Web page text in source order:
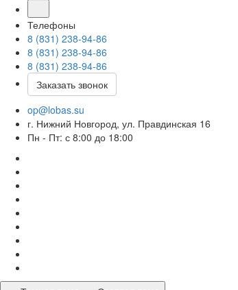
Телефоны
8 (831) 238-94-86
8 (831) 238-94-86
8 (831) 238-94-86
Заказать звонок
op@lobas.su
г. Нижний Новгород, ул. Правдинская 16
Пн - Пт: с 8:00 до 18:00